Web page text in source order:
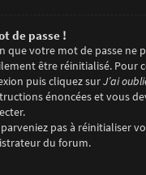
de passe !
que votre mot de passe ne
être réinitialisé. Pour
puis cliquez surJ’ai
énoncées et vous
pas à réinitialiser
du forum.